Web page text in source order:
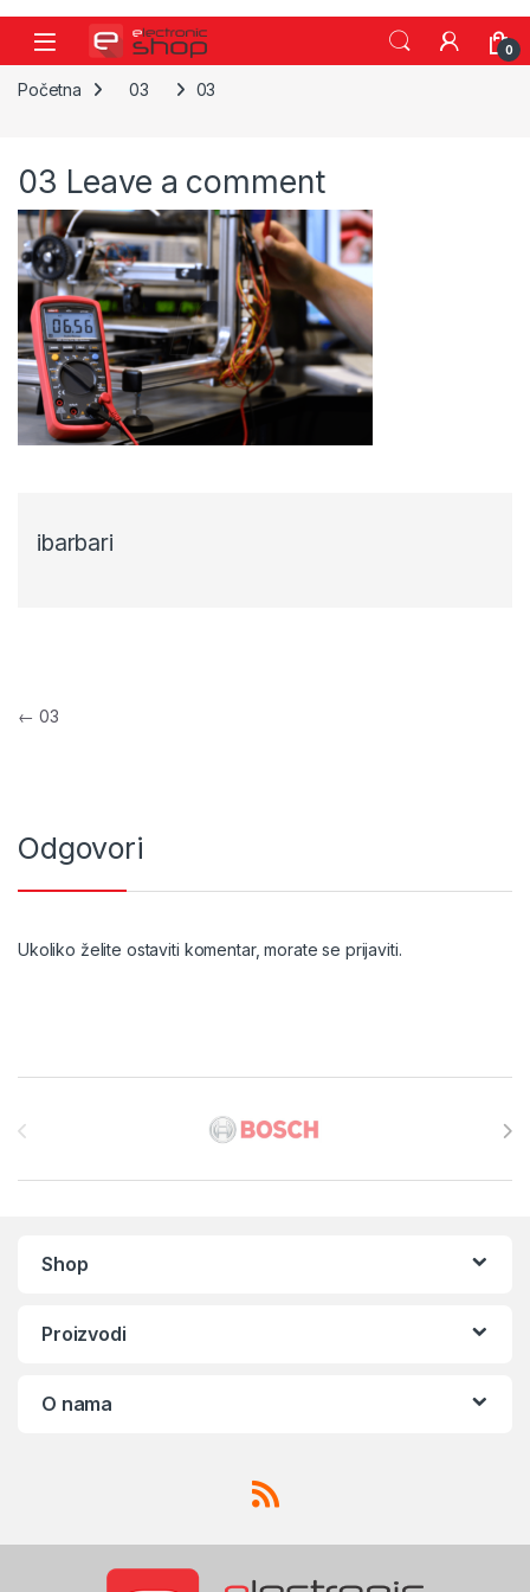
Skip to navigation
Skip to content
0
Početna 03 03
03 Leave a comment
ibarbari
Navigacija objava
← 03
Odgovori
Ukoliko želite ostaviti komentar, morate se prijaviti.
Shop
Proizvodi
O nama